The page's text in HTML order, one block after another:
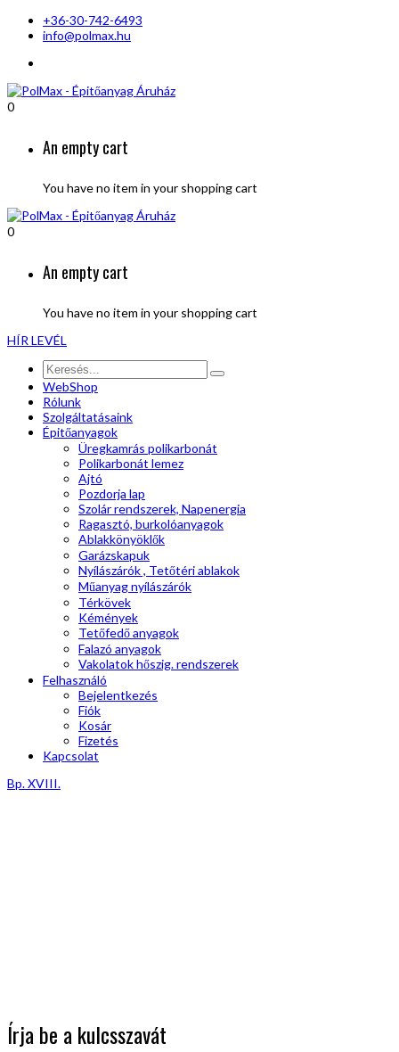
+36-30-742-6493
info@polmax.hu
0
An empty cart
You have no item in your shopping cart
0
An empty cart
You have no item in your shopping cart
HÍR LEVÉL
WebShop
Rólunk
Szolgáltatásaink
Épitőanyagok
Üregkamrás polikarbonát
Polikarbonát lemez
Ajtó
Pozdorja lap
Szolár rendszerek, Napenergia
Ragasztó, burkolóanyagok
Ablakkönyöklők
Garázskapuk
Nyílászárók , Tetőtéri ablakok
Műanyag nyílászárók
Térkövek
Kémények
Tetőfedő anyagok
Falazó anyagok
Vakolatok hőszig. rendszerek
Felhasználó
Bejelentkezés
Fiók
Kosár
Fizetés
Kapcsolat
Bp. XVIII.
Írja be a kulcsszavát